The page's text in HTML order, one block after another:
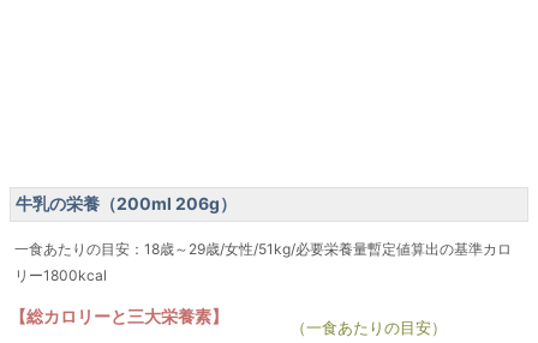
牛乳の栄養（200ml 206g）
一食あたりの目安：18歳～29歳/女性/51kg/必要栄養量暫定値算出の基準カロ
リー1800kcal
【総カロリーと三大栄養素】
（一食あたりの目安）